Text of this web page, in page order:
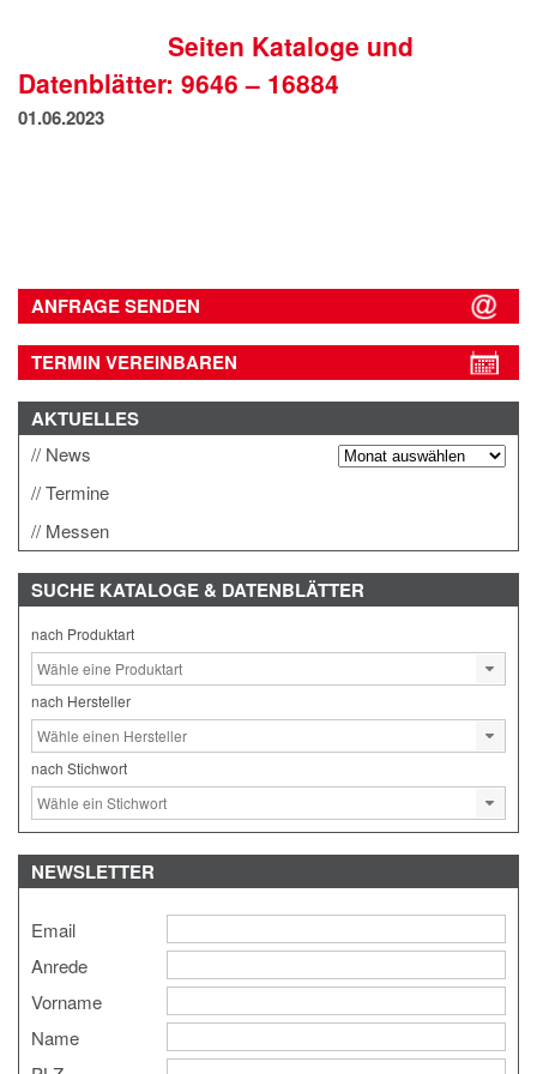
DATENSCHUTZSeiten Kataloge und
Datenblätter: 9646 – 16884
01.06.2023
ANFRAGE SENDEN
TERMIN VEREINBAREN
AKTUELLES
News
Termine
Messen
SUCHE KATALOGE & DATENBLÄTTER
nach Produktart
nach Hersteller
nach Stichwort
NEWSLETTER
Email
Anrede
Vorname
Name